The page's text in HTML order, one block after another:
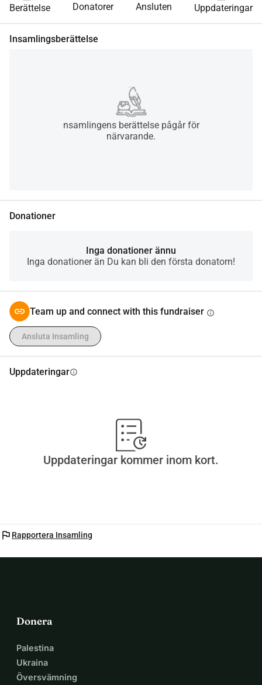
Berättelse Donatorer Ansluten Uppdateringar
Insamlingsberättelse
nsamlingens berättelse pågår för
närvarande.
Donationer
Inga donationer ännu
Inga donationer än Du kan bli den första donatorn!
Team up and connect with this fundraiser info
Ansluta Insamling
Uppdateringarinfo
Uppdateringar kommer inom kort.
flag Rapportera Insamling
Donera
Palestina
Ukraina
Översvämning